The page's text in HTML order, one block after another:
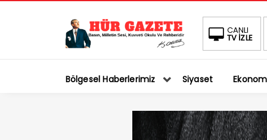
CANLI
TV İZLE
BIST
1.66%
Bölgesel Haberlerimiz Siyaset